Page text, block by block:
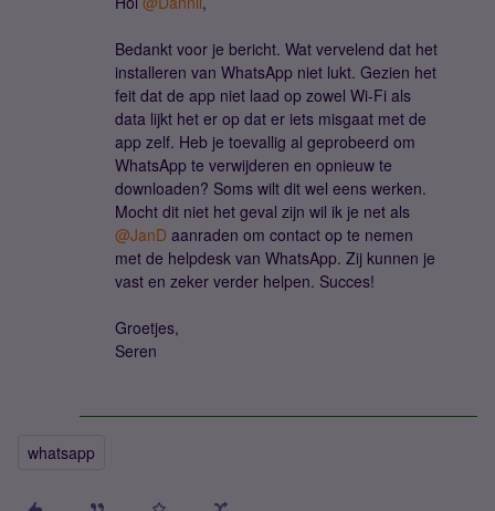
Bedankt voor je bericht. Wat vervelend dat het
installeren van WhatsApp niet lukt. Gezien het
feit dat de app niet laad op zowel Wi-Fi als
data lijkt het er op dat er iets misgaat met de
app zelf. Heb je toevallig al geprobeerd om
WhatsApp te verwijderen en opnieuw te
downloaden? Soms wilt dit wel eens werken.
Mocht dit niet het geval zijn wil ik je net als ​
@JanD aanraden om contact op te nemen
met de helpdesk van WhatsApp. Zij kunnen je
vast en zeker verder helpen. Succes!
Groetjes,
Seren
whatsapp